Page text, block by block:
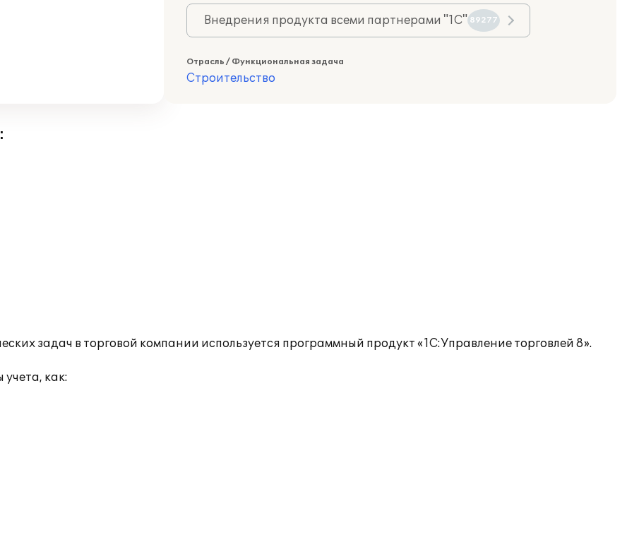
Внедрения продукта всеми партнерами "1С" 89277
Отрасль / Функциональная задача
Строительство
задач в торговой компании используется программный продукт «1С:Управление торговлей 8».
как: